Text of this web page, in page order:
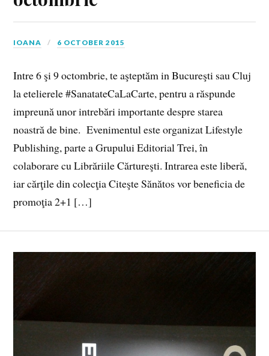
IOANA 6 OCTOBER 2015
Intre 6 şi 9 octombrie, te aşteptăm in Bucureşti sau Cluj
la etelierele #SanatateCaLaCarte, pentru a răspunde
impreună unor intrebări importante despre starea
noastră de bine. Evenimentul este organizat Lifestyle
Publishing, parte a Grupului Editorial Trei, în
colaborare cu Librăriile Cărtureşti. Intrarea este liberă,
iar cărţile din colecţia Citeşte Sănătos vor beneficia de
promoţia 2+1 […]